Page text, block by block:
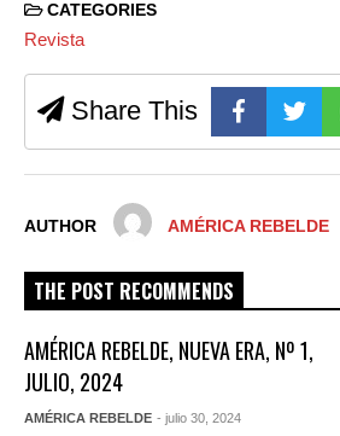
CATEGORIES
Revista
Share This
AUTHOR AMÉRICA REBELDE
THE POST RECOMMENDS
AMÉRICA REBELDE, NUEVA ERA, Nº 1,
JULIO, 2024
AMÉRICA REBELDE - julio 30, 2024